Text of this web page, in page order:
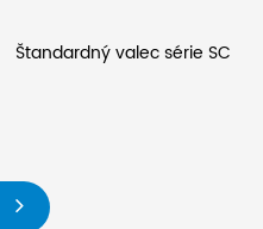
Štandardný valec série SC